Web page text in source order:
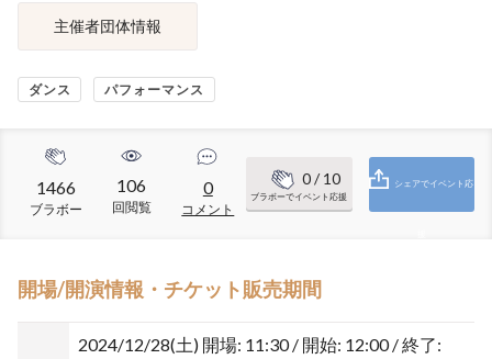
主催者団体情報
ダンス パフォーマンス
1466
ブラボー
106
回閲覧
0
コメント
0/ 10
ブラボーでイベント応援
シェアでイベント応
開場/開演情報・チケット販売期間
2024/12/28(土) 開場: 11:30 / 開始: 12:00 / 終了: